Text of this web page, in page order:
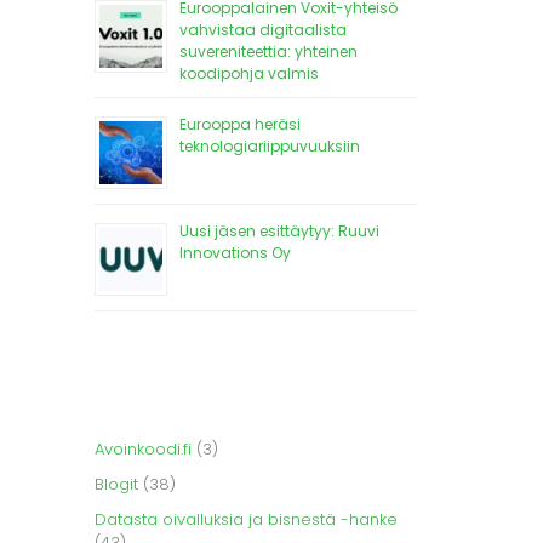
Eurooppalainen Voxit-yhteisö
vahvistaa digitaalista
suvereniteettia: yhteinen
koodipohja valmis
Eurooppa heräsi
teknologiariippuvuuksiin
Uusi jäsen esittäytyy: Ruuvi
Innovations Oy
Avoinkoodi.fi (3)
Blogit (38)
Datasta oivalluksia ja bisnestä -hanke